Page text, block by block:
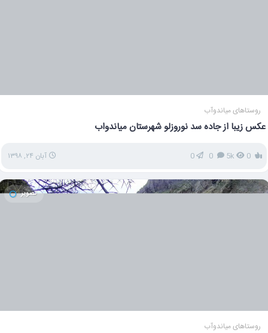
روستاهای میاندوآب
عکس زیبا از جاده سد نوروزلو شهرستان میاندواب
5k
0 آبان ۲۴, ۱۳۹۸
تصویر
روستاهای میاندوآب